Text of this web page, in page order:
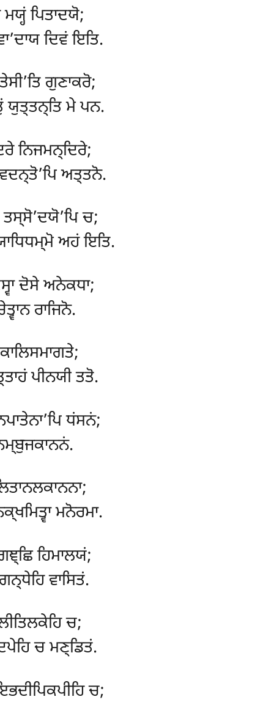
ਪਿਤਾਦਯੋ;
ਦਿਵਂ ਇਤਿ.
ਗੁਣਾਕਰੋ;
ਯੁਤ੍ਤਨ੍ਤਿ ਮੇ ਪਨ.
ਨਿਜਮਨ੍ਦਿਰੇ;
ਅਤ੍ਤਨੋ.
ਚ;
ਅਹਂ ਇਤਿ.
ਦੋਸੇ ਅਨੇਕਧਾ;
ਰਾਜਿਨੋ.
ਪੀਨਯੀ ਤਤੋ.
ਧਂਸਨਂ;
ਮਨੋਰਮਾ.
ਹਿਮਾਲਯਂ;
ਵਾਸਿਤਂ.
ਚ;
ਚ ਮਣ੍ਡਿਤਂ.
ਚ;